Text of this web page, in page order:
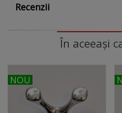
Recenzii
În aceeași
NOU
NOU